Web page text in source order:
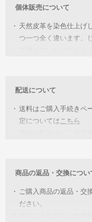
個体販売について
・ 天然皮革を染色仕上げ
つ一つ全く違います。
詳細を見ていただき各
購入をお願いしていま
承っておりませんので
配送について
・ 送料はご購入手続きペ
定については こちら
商品の返品・交換につい
・
ご購入商品の返品・交
ださい。